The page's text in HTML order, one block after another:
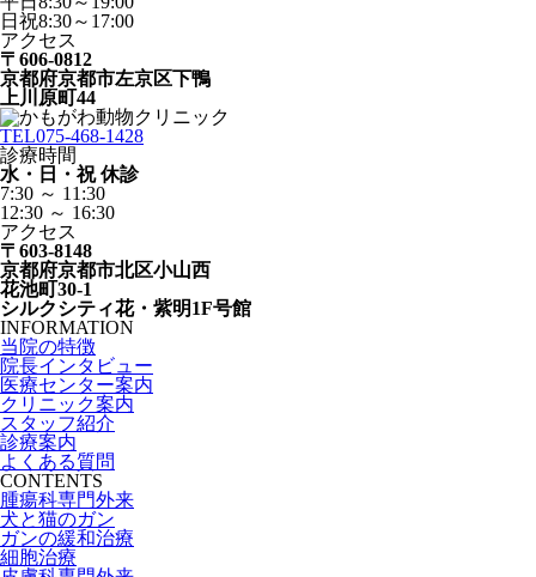
日祝8:30～17:00
アクセス
〒606-0812
京都府京都市左京区下鴨
上川原町44
TEL075-468-1428
診療時間
水・日・祝 休診
7:30 ～ 11:30
12:30 ～ 16:30
アクセス
〒603-8148
京都府京都市北区小山西
花池町30-1
シルクシティ花・紫明1F号館
INFORMATION
当院の特徴
院長インタビュー
医療センター案内
クリニック案内
スタッフ紹介
診療案内
よくある質問
CONTENTS
腫瘍科専門外来
犬と猫のガン
ガンの緩和治療
細胞治療